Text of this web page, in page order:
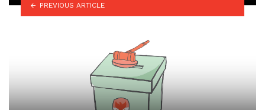
PREVIOUS ARTICLE